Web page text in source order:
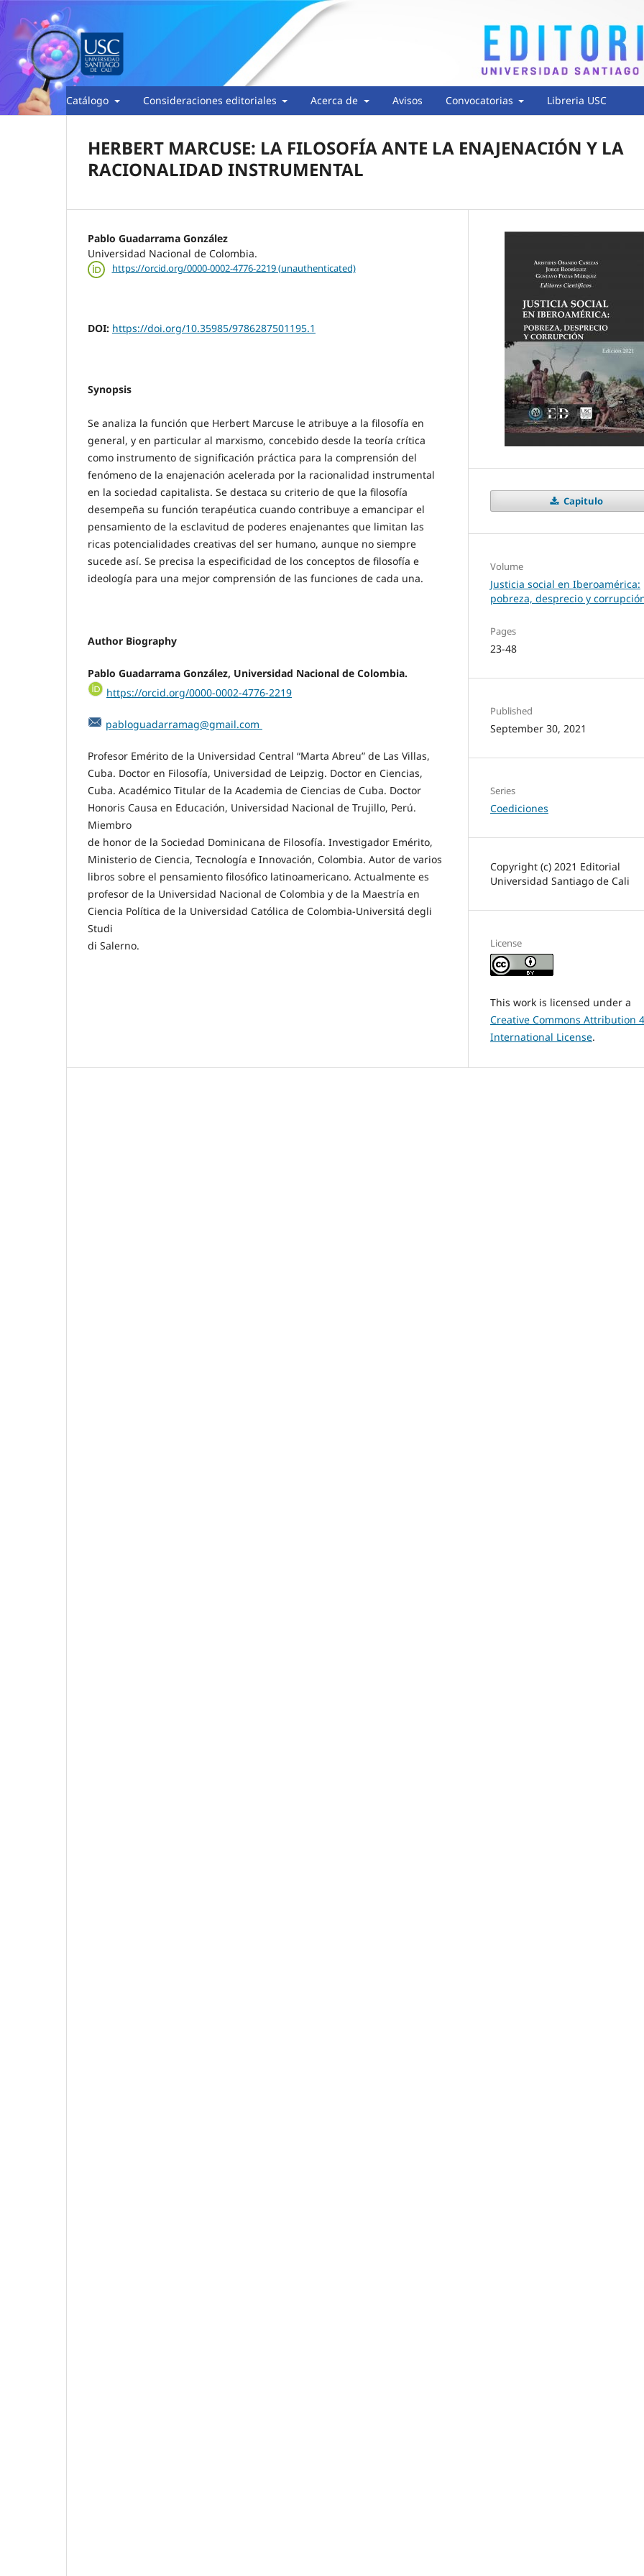
Catálogo Consideraciones editoriales Acerca de Avisos Convocatorias Libreria USC
HERBERT MARCUSE: LA FILOSOFÍA ANTE LA ENAJENACIÓN Y LA
RACIONALIDAD INSTRUMENTAL
Pablo Guadarrama González
Universidad Nacional de Colombia.
https://orcid.org/0000-0002-4776-2219 (unauthenticated)
DOI: https://doi.org/10.35985/9786287501195.1
Synopsis
Se analiza la función que Herbert Marcuse le atribuye a la filosofía en
general, y en particular al marxismo, concebido desde la teoría crítica
como instrumento de significación práctica para la comprensión del
fenómeno de la enajenación acelerada por la racionalidad instrumental
en la sociedad capitalista. Se destaca su criterio de que la filosofía
desempeña su función terapéutica cuando contribuye a emancipar el
pensamiento de la esclavitud de poderes enajenantes que limitan las
ricas potencialidades creativas del ser humano, aunque no siempre
sucede así. Se precisa la especificidad de los conceptos de filosofía e
ideología para una mejor comprensión de las funciones de cada una.
Author Biography
Pablo Guadarrama González, Universidad Nacional de Colombia.
https://orcid.org/0000-0002-4776-2219
pabloguadarramag@gmail.com
Profesor Emérito de la Universidad Central “Marta Abreu” de Las Villas,
Cuba. Doctor en Filosofía, Universidad de Leipzig. Doctor en Ciencias,
Cuba. Académico Titular de la Academia de Ciencias de Cuba. Doctor
Honoris Causa en Educación, Universidad Nacional de Trujillo, Perú.
Miembro
de honor de la Sociedad Dominicana de Filosofía. Investigador Emérito,
Ministerio de Ciencia, Tecnología e Innovación, Colombia. Autor de varios
libros sobre el pensamiento filosófico latinoamericano. Actualmente es
profesor de la Universidad Nacional de Colombia y de la Maestría en
Ciencia Política de la Universidad Católica de Colombia-Universitá degli
Studi
di Salerno.
Capitulo
Volume
Justicia social en Iberoamérica:
pobreza, desprecio y
Pages
23-48
Published
September 30, 2021
Series
Coediciones
Copyright (c) 2021 Editorial
Universidad Santiago de Cali
License
This work is licensed under a
Creative Commons Attribution
International License.